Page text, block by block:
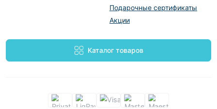
Подарочные сертификаты
Акции
Каталог товаров